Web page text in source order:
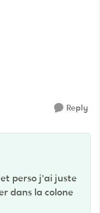
Reply
perso j'ai juste
dans la colone